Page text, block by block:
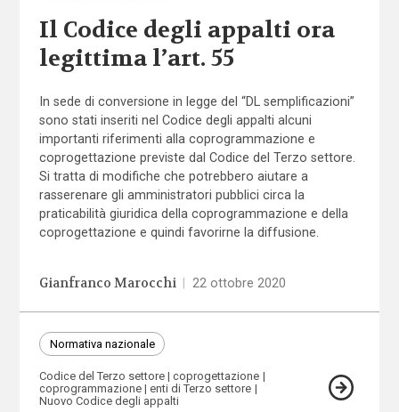
Il Codice degli appalti ora
legittima l’art. 55
In sede di conversione in legge del “DL semplificazioni”
sono stati inseriti nel Codice degli appalti alcuni
importanti riferimenti alla coprogrammazione e
coprogettazione previste dal Codice del Terzo settore.
Si tratta di modifiche che potrebbero aiutare a
rasserenare gli amministratori pubblici circa la
praticabilità giuridica della coprogrammazione e della
coprogettazione e quindi favorirne la diffusione.
Gianfranco Marocchi 22 ottobre 2020
Normativa nazionale
Codice del Terzo settore
coprogettazione
coprogrammazione
enti di Terzo settore
Nuovo Codice degli appalti